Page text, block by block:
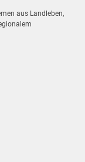
aus Landleben,